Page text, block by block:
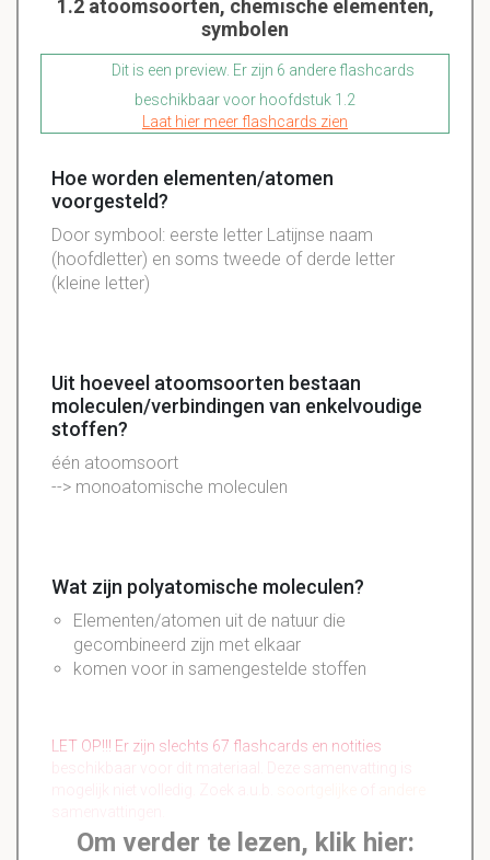
1.2 atoomsoorten, chemische elementen,
symbolen
Dit is een preview. Er zijn 6 andere flashcards
beschikbaar voor hoofdstuk 1.2
Laat hier meer flashcards zien
Hoe worden elementen/atomen
voorgesteld?
Door symbool: eerste letter Latijnse naam
(hoofdletter) en soms tweede of derde letter
(kleine letter)
Uit hoeveel atoomsoorten bestaan
moleculen/verbindingen van enkelvoudige
stoffen?
één atoomsoort
--> monoatomische moleculen
Wat zijn polyatomische moleculen?
Elementen/atomen uit de natuur die
gecombineerd zijn met elkaar
komen voor in samengestelde stoffen
LET OP!!! Er zijn slechts 67 flashcards en notities
beschikbaar voor dit materiaal. Deze samenvatting is
Om verder te lezen, klik hier: